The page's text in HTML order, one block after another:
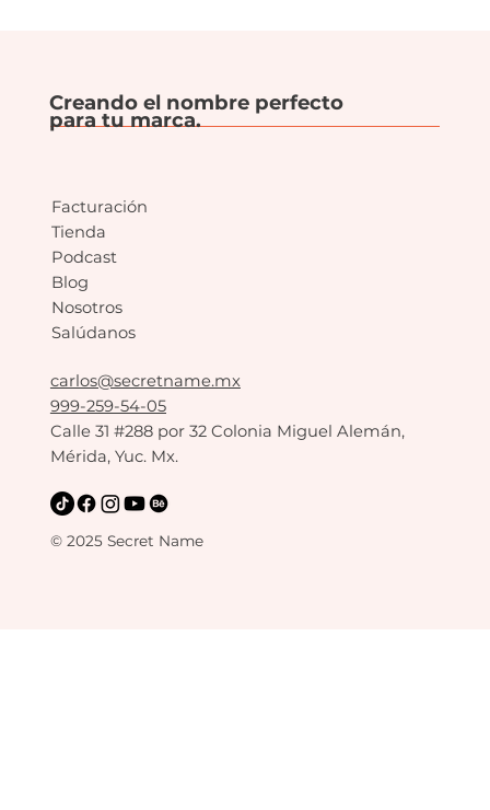
Creando el nombre perfecto
para tu marca.
carlos@secretname.mx
999-259-54-05
Calle 31 #288 por 32 Colonia Miguel Alemán,
Mérida, Yuc. Mx.
Facturación
Tienda
Podcast
Blog
Nosotros
Salúdanos
© 2025 Secret Name